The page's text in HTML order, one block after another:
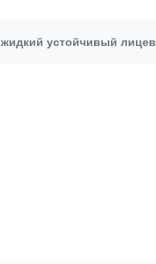
жидкий устойчивый